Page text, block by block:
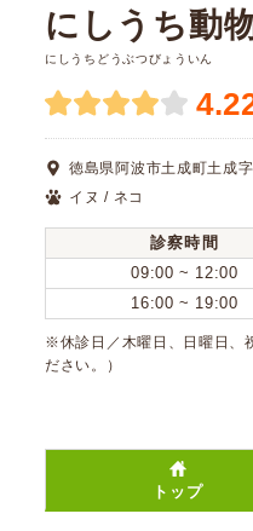
にしうち動
にしうちどうぶつびょういん
徳島県阿波市土成町土成
イヌ / ネコ
診察時間
09:00 ~ 12:00
16:00 ~ 19:00
※休診日／木曜日、日曜日、
ださい。）
トップ